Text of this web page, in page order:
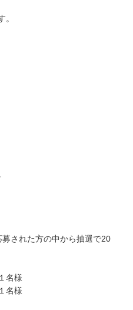
された方の中から抽選で20
名様
名様